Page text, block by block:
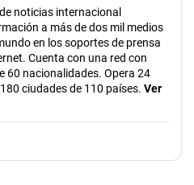
noticias internacional
a más de dos mil medios
en los soportes de prensa
Cuenta con una red con
60 nacionalidades. Opera 24
ciudades de 110 países. Ver